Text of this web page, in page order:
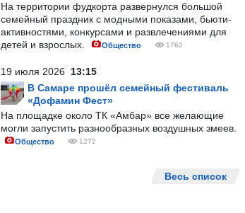
На территории фудкорта развернулся большой
семейный праздник с модными показами, бьюти-
активностями, конкурсами и развлечениями для
детей и взрослых.
Общество 1762
19 июля 2026 13:15
В Самаре прошёл семейный фестиваль
«Дофамин Фест»
На площадке около ТК «Амбар» все желающие
могли запустить разнообразных воздушных змеев.
Общество 1272
Весь список